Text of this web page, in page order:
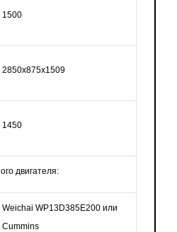
1500
2850x875x1509
1450
двигателя:
Weichai WP13D385E200 или
Cummins